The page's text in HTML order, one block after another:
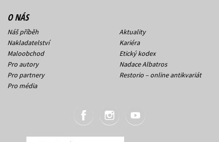
O NÁS
Náš příběh
Nakladatelství
Maloobchod
Pro autory
Pro partnery
Pro média
Aktuality
Kariéra
Etický kodex
Nadace Albatros
Restorio – online antikvariát